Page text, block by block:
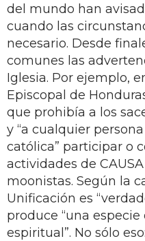
del mundo han
cuando las
necesario. Desde
comunes las
Iglesia. Por ejemplo,
Episcopal de
que prohibía a los
y “a cualquier
católica” participar o
actividades de
moonistas. Según la
Unificación es
produce “una
espiritual”. No sólo